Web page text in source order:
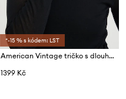
*-15 % s kódem: LST
American Vintage tričko s dlouhým rukávem dámské bavlněné T-SHIRT ML COL ROULE
1399 Kč